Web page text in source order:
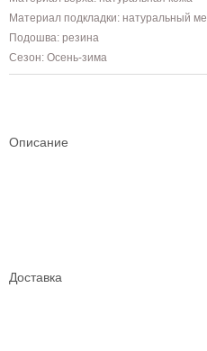
Материал подкладки: натуральный
Подошва: резина
Сезон: Осень-зима
Описание
Доставка